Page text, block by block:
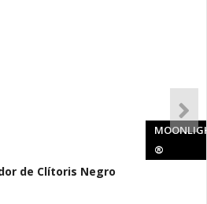
de Clítoris Negro
®